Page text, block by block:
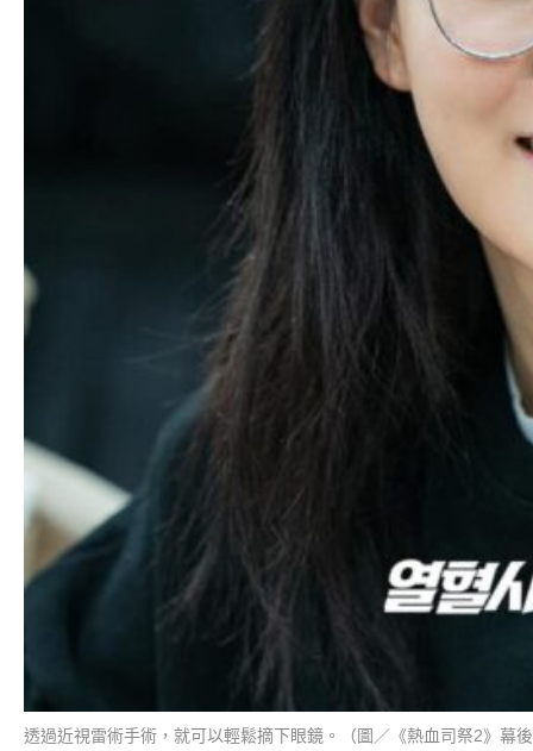
透過近視雷術手術，就可以輕鬆摘下眼鏡。（圖／《熱血司祭2》幕